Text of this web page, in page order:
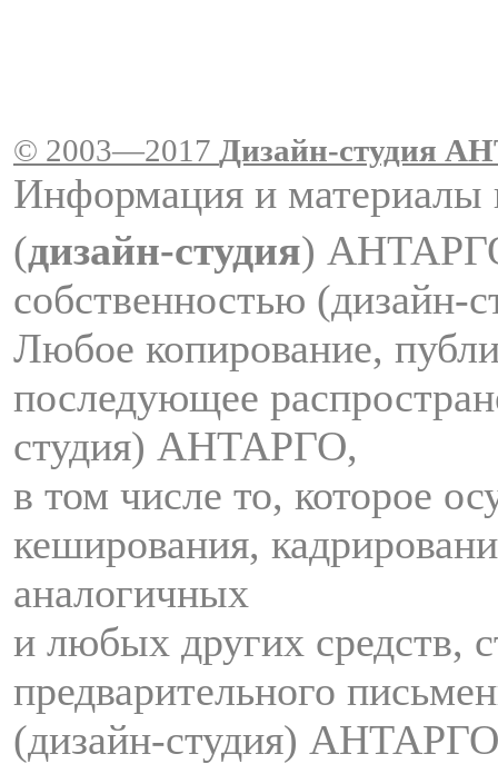
© 2003—2017 Дизайн-студия
Информация и материалы
(дизайн-студия)
собственностью
Любое копирование,
последующее
студия) АНТАРГО,
в том числе то, которое
кеширования,
аналогичных
и любых других средств,
предварительного
(дизайн-студия)